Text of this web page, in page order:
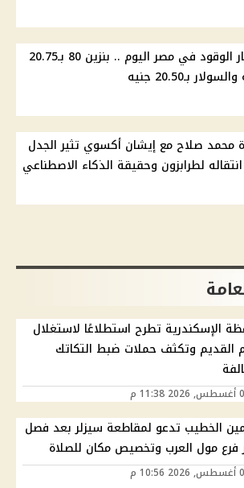
أسعار الوقود في مصر اليوم .. بنزين 80 بـ20.75
بـ20.50 جنيه
محمد صلاح مع إيشان أكسوي تثير الجدل
لطرابزون وحقيقة الذكاء الاصطناعي
الإسكندرية تطرح استطلاعًا لاستغلال
القديم وتكثف حملات ضبط التكاتك
الخطيب تدعو لمقاطعة سيزلر بعد فصل
فرع مول العرب وتخصيص مكان للصلاة